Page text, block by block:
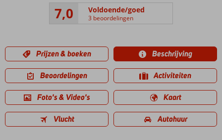
7,0 Voldoende/goed
3 beoordelingen
Prijzen & boeken Beschrijving
Beoordelingen Activiteiten
Foto's & Video's Kaart
Vlucht Autohuur